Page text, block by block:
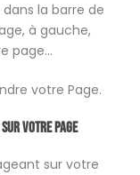
la barre de
à gauche,
page…
votre Page.
votre page
sur votre